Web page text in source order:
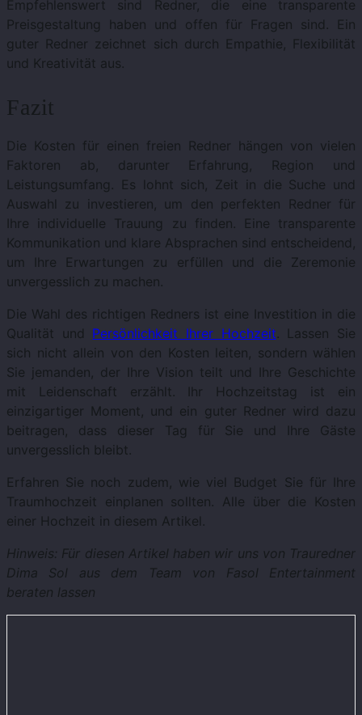
Empfehlenswert sind Redner, die eine transparente
Preisgestaltung haben und offen für Fragen sind. Ein
guter Redner zeichnet sich durch Empathie, Flexibilität
und Kreativität aus.
Fazit
Die Kosten für einen freien Redner hängen von vielen
Faktoren ab, darunter Erfahrung, Region und
Leistungsumfang. Es lohnt sich, Zeit in die Suche und
Auswahl zu investieren, um den perfekten Redner für
Ihre individuelle Trauung zu finden. Eine transparente
Kommunikation und klare Absprachen sind entscheidend,
um Ihre Erwartungen zu erfüllen und die Zeremonie
unvergesslich zu machen.
Die Wahl des richtigen Redners ist eine Investition in die
Qualität und Persönlichkeit Ihrer Hochzeit. Lassen Sie
sich nicht allein von den Kosten leiten, sondern wählen
Sie jemanden, der Ihre Vision teilt und Ihre Geschichte
mit Leidenschaft erzählt. Ihr Hochzeitstag ist ein
einzigartiger Moment, und ein guter Redner wird dazu
beitragen, dass dieser Tag für Sie und Ihre Gäste
unvergesslich bleibt.
Erfahren Sie noch zudem, wie viel Budget Sie für Ihre
Traumhochzeit einplanen sollten. Alle über die Kosten
einer Hochzeit in diesem Artikel.
Hinweis: Für diesen Artikel haben wir uns von Trauredner
Dima Sol aus dem Team von Fasol Entertainment
beraten lassen